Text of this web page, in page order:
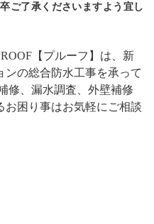
ご了承くださいますよう宜し
【プルーフ】は、新
の総合防水工事を承って
修、漏水調査、外壁補修
お困り事はお気軽にご相談